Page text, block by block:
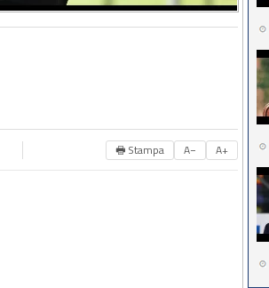
🖶 Stampa A− A+